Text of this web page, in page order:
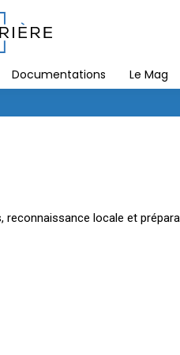
Documentations Le Mag
reconnaissance locale et